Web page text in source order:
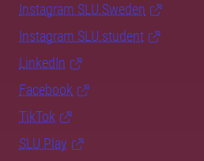
Instagram SLU.Sweden
Instagram SLU.student
LinkedIn
Facebook
TikTok
SLU Play